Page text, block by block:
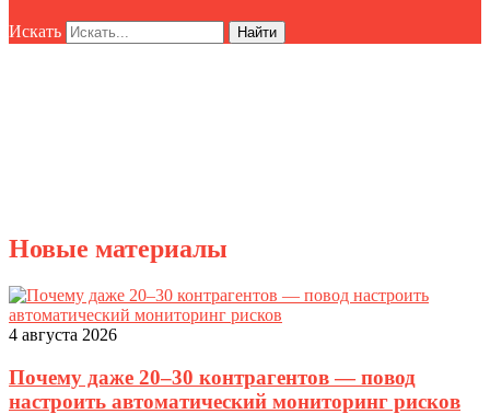
Искать Найти
Новые материалы
4 августа 2026
Почему даже 20–30 контрагентов — повод
настроить автоматический мониторинг рисков